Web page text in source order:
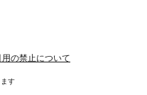
の禁止について
す